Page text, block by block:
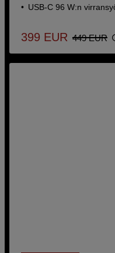
USB-C 96 W:n
399 EUR 449 EUR